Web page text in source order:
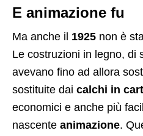
E animazione fu
Ma anche il 1925 non è
Le costruzioni in legno, di
avevano fino ad allora
sostituite dai calchi in
economici e anche più
nascente animazione.